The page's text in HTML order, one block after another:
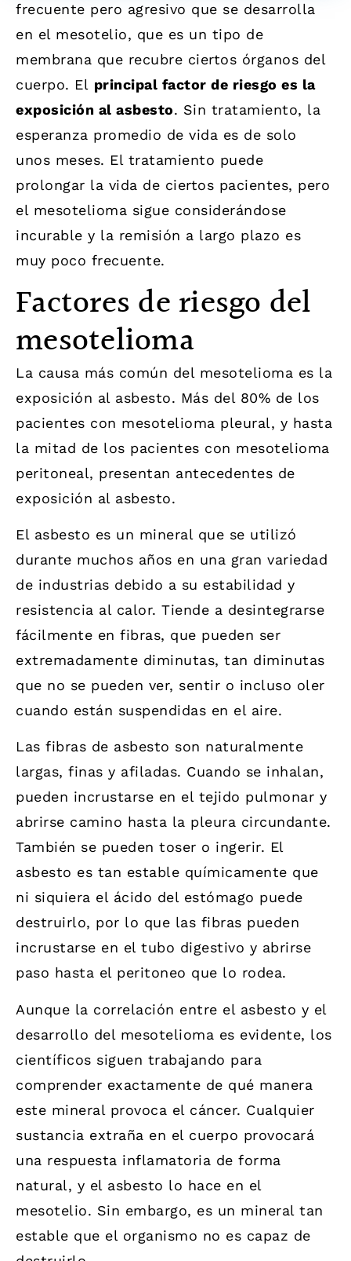
frecuente pero agresivo que se desarrolla
en el mesotelio, que es un tipo de
membrana que recubre ciertos órganos del
cuerpo. El principal factor de riesgo es la
exposición al asbesto. Sin tratamiento, la
esperanza promedio de vida es de solo
unos meses. El tratamiento puede
prolongar la vida de ciertos pacientes, pero
el mesotelioma sigue considerándose
incurable y la remisión a largo plazo es
muy poco frecuente.
Factores de riesgo del
mesotelioma
La causa más común del mesotelioma es la
exposición al asbesto. Más del 80% de los
pacientes con mesotelioma pleural, y hasta
la mitad de los pacientes con mesotelioma
peritoneal, presentan antecedentes de
exposición al asbesto.
El asbesto es un mineral que se utilizó
durante muchos años en una gran variedad
de industrias debido a su estabilidad y
resistencia al calor. Tiende a desintegrarse
fácilmente en fibras, que pueden ser
extremadamente diminutas, tan diminutas
que no se pueden ver, sentir o incluso oler
cuando están suspendidas en el aire.
Las fibras de asbesto son naturalmente
largas, finas y afiladas. Cuando se inhalan,
pueden incrustarse en el tejido pulmonar y
abrirse camino hasta la pleura circundante.
También se pueden toser o ingerir. El
asbesto es tan estable químicamente que
ni siquiera el ácido del estómago puede
destruirlo, por lo que las fibras pueden
incrustarse en el tubo digestivo y abrirse
paso hasta el peritoneo que lo rodea.
Aunque la correlación entre el asbesto y el
desarrollo del mesotelioma es evidente, los
científicos siguen trabajando para
comprender exactamente de qué manera
este mineral provoca el cáncer. Cualquier
sustancia extraña en el cuerpo provocará
una respuesta inflamatoria de forma
natural, y el asbesto lo hace en el
mesotelio. Sin embargo, es un mineral tan
estable que el organismo no es capaz de